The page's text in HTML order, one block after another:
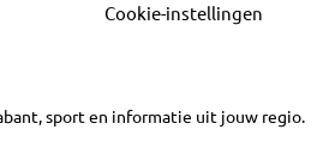
Cookie-instellingen
sport en informatie uit jouw regio.